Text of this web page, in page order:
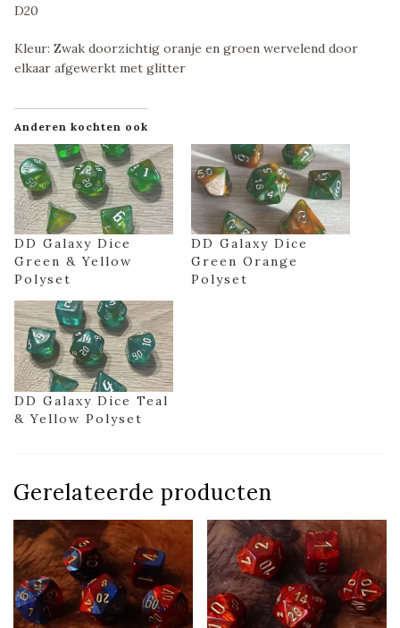
D20
Kleur: Zwak doorzichtig oranje en groen wervelend door
elkaar afgewerkt met glitter
Anderen kochten ook
DD Galaxy Dice
Green & Yellow
Polyset
DD Galaxy Dice
Green Orange
Polyset
DD Galaxy Dice Teal
& Yellow Polyset
Gerelateerde producten